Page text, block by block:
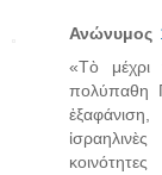
Ανώνυμος
«Τὸ μέχρι
πολύπαθη